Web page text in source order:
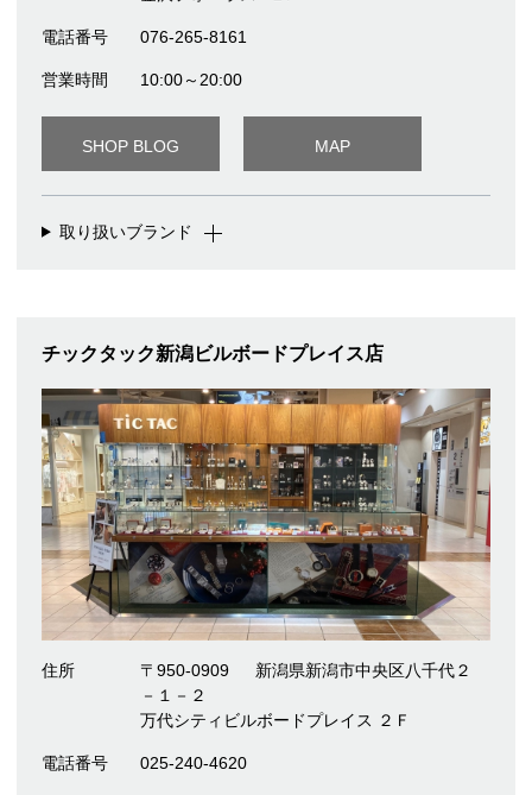
電話番号 076-265-8161
営業時間 10:00～20:00
SHOP BLOG MAP
取り扱いブランド
チックタック新潟ビルボードプレイス店
住所 〒950-0909
新潟県新潟市中央区八千代２
－１－２
万代シティビルボードプレイス ２Ｆ
電話番号 025-240-4620